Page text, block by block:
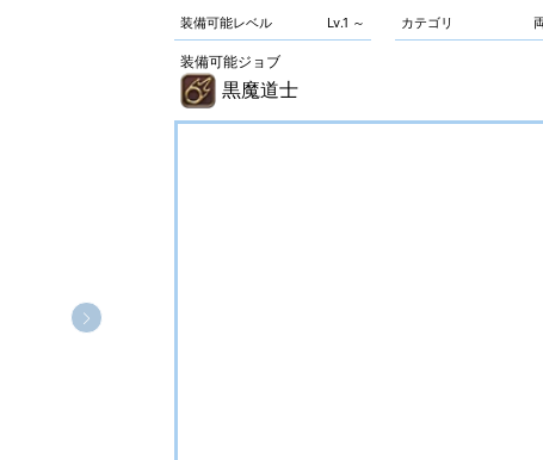
装備可能レベル Lv.1 ～ カテゴリ
装備可能ジョブ
黒魔道士